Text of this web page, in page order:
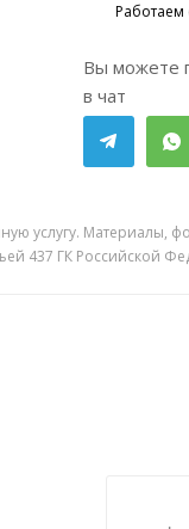
Работаем
Вы можете
в чат
услугу. Материалы,
437 ГК Российской